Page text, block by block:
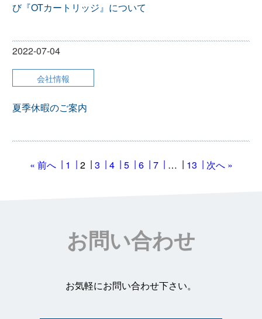
び『OTカートリッジ』について
2022-07-04
会社情報
夏季休暇のご案内
« 前へ 1 2 3 4 5 6 7 … 13 次へ »
お問い合わせ
お気軽にお問い合わせ下さい。